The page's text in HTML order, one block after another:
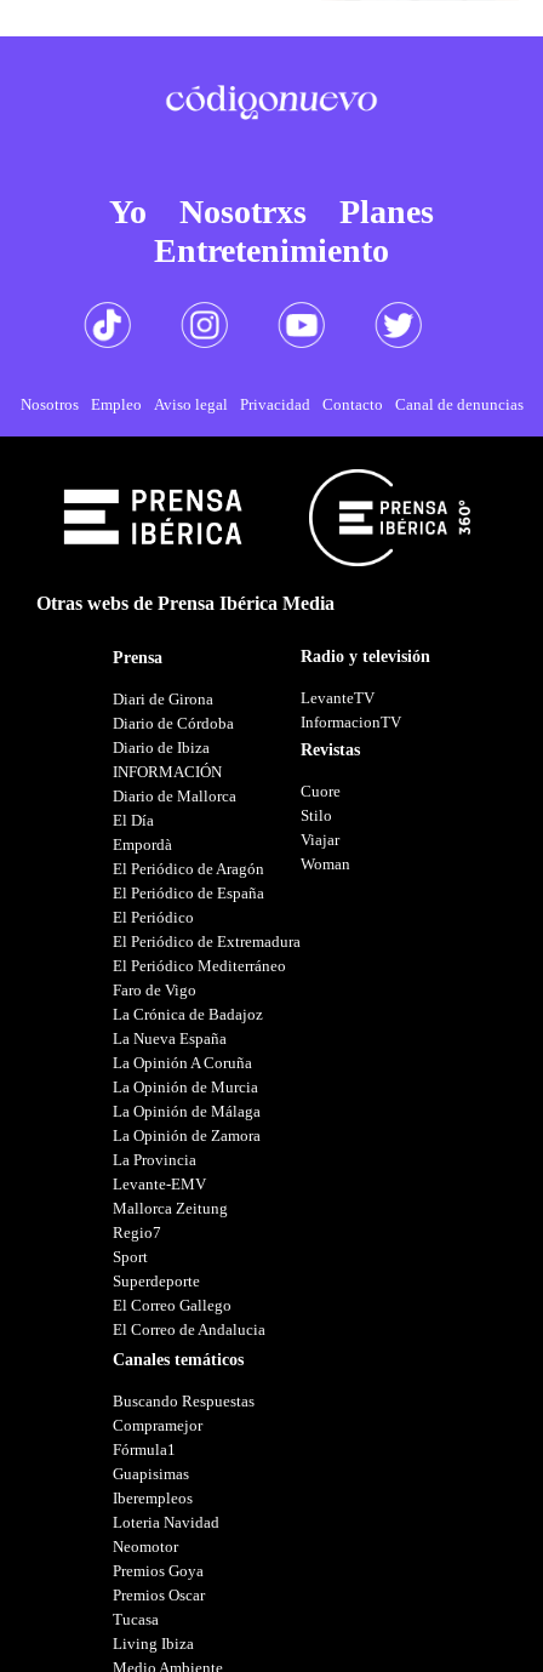
Yo Nosotrxs
Planes
Entretenimiento
Nosotros Empleo Aviso legal Privacidad Contacto Canal de denuncias
Otras webs de Prensa Ibérica Media
Prensa
Diari de Girona
Diario de Córdoba
Diario de Ibiza
INFORMACIÓN
Diario de Mallorca
El Día
Empordà
El Periódico de Aragón
El Periódico de España
El Periódico
El Periódico de Extremadura
El Periódico Mediterráneo
Faro de Vigo
La Crónica de Badajoz
La Nueva España
La Opinión A Coruña
La Opinión de Murcia
La Opinión de Málaga
La Opinión de Zamora
La Provincia
Levante-EMV
Mallorca Zeitung
Regio7
Sport
Superdeporte
El Correo Gallego
El Correo de Andalucia
Canales temáticos
Buscando Respuestas
Compramejor
Fórmula1
Guapisimas
Iberempleos
Loteria Navidad
Neomotor
Premios Goya
Premios Oscar
Tucasa
Living Ibiza
Medio Ambiente
Radio y televisión
LevanteTV
InformacionTV
Revistas
Cuore
Stilo
Viajar
Woman